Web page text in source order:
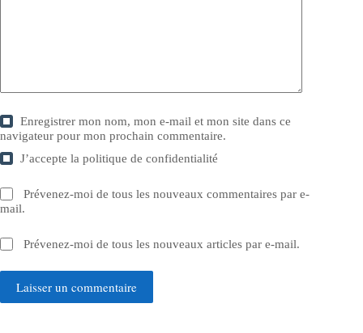
Enregistrer mon nom, mon e-mail et mon site dans ce
navigateur pour mon prochain commentaire.
J’accepte lapolitique de confidentialité
Prévenez-moi de tous les nouveaux commentaires par e-
mail.
Prévenez-moi de tous les nouveaux articles par e-mail.
Laisser un commentaire